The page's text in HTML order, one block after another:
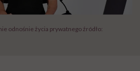
odnośnie życia prywatnego źródło: